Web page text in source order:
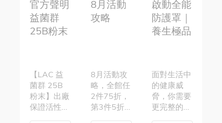
官方聲明
益菌群
25B粉末
【LAC 益
菌群 25B
粉末】出廠
保證活性...
8月活動
攻略
8月活動攻
略，全館任
2件75折，
第3件5折...
啟動全能
防護罩｜
養生極品
面對生活中
的健康威
脅，你需要
更完整的...